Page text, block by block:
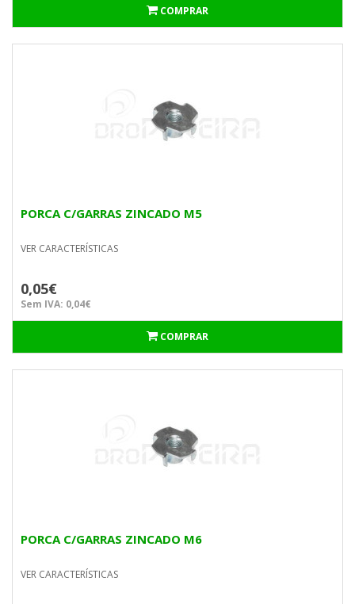
COMPRAR
PORCA C/GARRAS ZINCADO M5
VER CARACTERÍSTICAS
0,05€
Sem IVA: 0,04€
COMPRAR
PORCA C/GARRAS ZINCADO M6
VER CARACTERÍSTICAS